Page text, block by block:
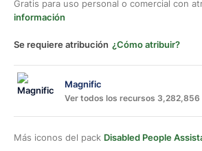
Gratis para uso personal o comercial con
información
Se requiere atribución ¿Cómo atribuir?
Magnific
Ver todos los recursos 3,282,856
Más iconos del pack Disabled People